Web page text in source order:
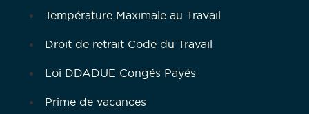
Température Maximale au Travail
Droit de retrait Code du Travail
Loi DDADUE Congés Payés
Prime de vacances